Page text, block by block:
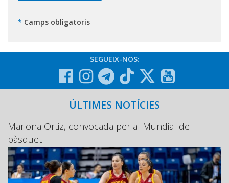
* Camps obligatoris
SEGUEIX-NOS:
ÚLTIMES NOTÍCIES
Mariona Ortiz, convocada per al Mundial de
bàsquet